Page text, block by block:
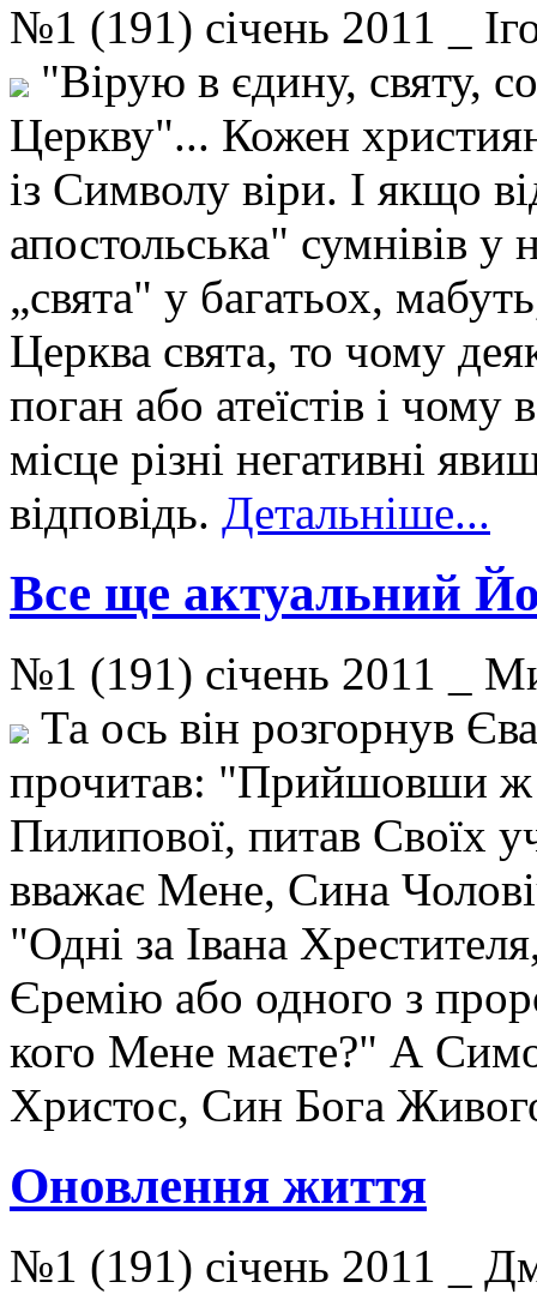
№1 (191) січень 2011 _
"Вірую в єдину, святу,
Церкву"... Кожен
із Символу віри. І якщо
апостольська" сумнівів у
„свята" у багатьох,
Церква свята, то чому
поган або атеїстів і чому
місце різні негативні
відповідь. Детальніше...
Все ще актуальний
№1 (191) січень 2011 _
Та ось він розгорнув
прочитав: "Прийшовши ж
Пилипової, питав Своїх
вважає Мене, Сина
"Одні за Івана
Єремію або одного з
кого Мене маєте?" А
Христос, Син Бога
Оновлення життя
№1 (191) січень 2011